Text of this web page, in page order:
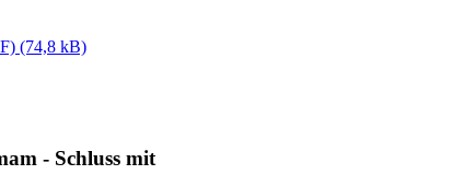
(74,8 kB)
- Schluss mit